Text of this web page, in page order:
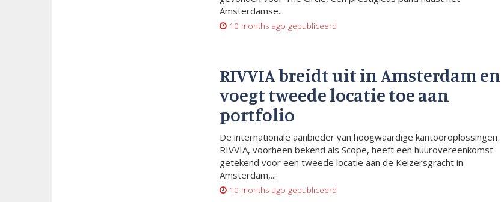
Amsterdamse...
10 months ago gepubliceerd
RIVVIA breidt uit in Amsterdam en
voegt tweede locatie toe aan
portfolio
De internationale aanbieder van hoogwaardige kantooroplossingen
RIVVIA, voorheen bekend als Scope, heeft een huurovereenkomst
getekend voor een tweede locatie aan de Keizersgracht in
Amsterdam,...
10 months ago gepubliceerd